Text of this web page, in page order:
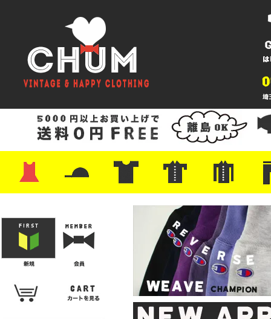
・レザーシューズ/スニーカー
・プリントTシャツ
・バンド/ツアー
・キャラクター
・Nike/adidas/スポーツ
・チャンピオン
・サーフ/スケート
・ボーダー/総柄/無地
・フットボール/リンガー
・タンクトップ/NBA・ポロシャツ
・半袖シャツ
・アロハ/サーフ/ボーリング
・ラルフ/ブランド
・無地/チェック/ストラ
・ワーク/ミリタリー/ウ
・ネル/ウール ・ショ
・アウ
・ジー
・
・ミリ
・コー
・コッ
・オー
・ジャ
ン